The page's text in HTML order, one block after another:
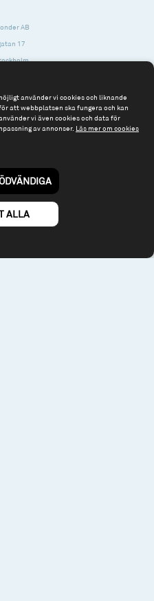
AB
17
813 40
Fonder AB
använder vi cookies och liknande
att webbplatsen ska fungera och kan
vi även cookies och data för
av annonser. Läs mer om cookies
ALLA